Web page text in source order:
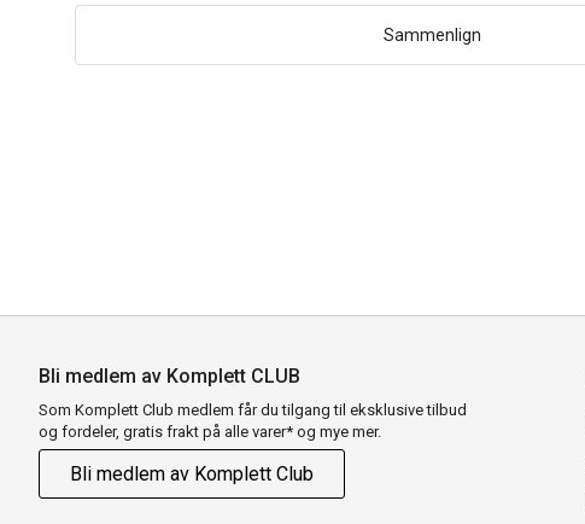
Sammenlign
Bli medlem av Komplett CLUB
Som Komplett Club medlem får du tilgang til eksklusive tilbud
og fordeler, gratis frakt på alle varer* og mye mer.
Bli medlem av Komplett Club